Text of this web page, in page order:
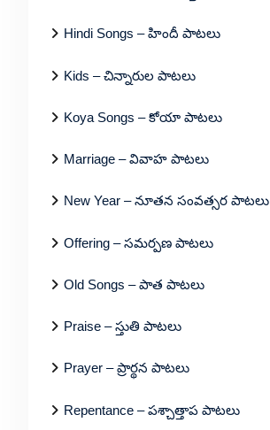
Hindi Songs – హిందీ పాటలు
Kids – చిన్నారుల పాటలు
Koya Songs – కోయా పాటలు
Marriage – వివాహ పాటలు
New Year – నూతన సంవత్సర పాటలు
Offering – సమర్పణ పాటలు
Old Songs – పాత పాటలు
Praise – స్తుతి పాటలు
Prayer – ప్రార్థన పాటలు
Repentance – పశ్చాత్తాప పాటలు